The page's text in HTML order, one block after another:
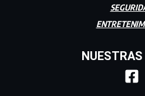
NUESTRAS